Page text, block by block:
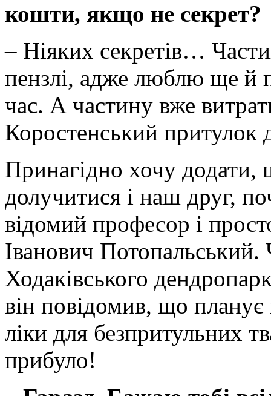
кошти, якщо не секрет?
– Ніяких секретів…
пензлі, адже люблю ще й
час. А частину вже
Коростенський притулок
Принагідно хочу додати,
долучитися і наш друг,
відомий професор і
Іванович
Ходаківського
він повідомив, що
ліки для безпритульних
прибуло!